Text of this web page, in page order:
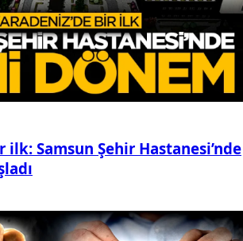
ilk: Samsun Şehir Hastanesi’nde